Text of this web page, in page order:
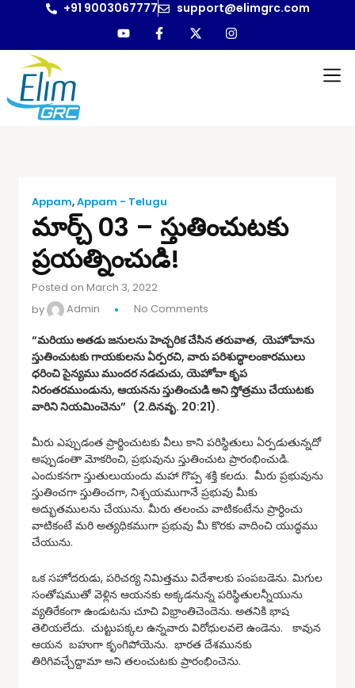
+91 9003067777 support@elimgrc.com
Appam,Appam - Telugu
మార్చ్ 03 – స్తుతించుటకు
ప్రయత్నించుడి!
Posted on March 3, 2022
by
Admin No Comments
“మరియు అతడు జనులను హెచ్చరిక చేసిన తరువాత, యెహోవాను
స్తుతించుటకు గాయకులను ఏర్పరచి, వారు పరిశుద్ధాలంకారములు
ధరించి సైన్యము ముందర నడచుచు, యెహోవా కృప
నిరంతరముండును, ఆయనను స్తుతించుడి అని స్తోత్రము చేయుటకు
వారిని నియమించెను” (2.దినవృ. 20:21).
మీరు ఎప్పుడంత ప్రార్థించుటకు వీలు కాని పరిస్థితులు ఏర్పడుతున్నదో
అప్పుడంతా మోకరించి, ప్రభువును స్తుతించుట ప్రారంభించుడి.
ఎందుకనగా స్తుతులుయందు మహా గొప్ప శక్తి కలదు. మీరు ప్రభువును
స్తుతించగా స్తుతించగా, నిశ్చయముగానే ప్రభువు మీకు
అద్భుతములను చేయును. మీరు తలంచు వాటికంటేను ప్రార్ధించు
వాటికంటే మరి అత్యధికముగా ప్రభువు మీ కొరకు వాదించి యుద్ధము
చేయును.
ఒక సహోదరుడు, పరిచర్య నిమిత్తము విదేశాలకు పంపబడెను. మిగుల
సంతోషముతో వెళ్లిన ఆయనకు అక్కడనున్న పరిస్థితులన్నీయును
వ్యతిరేకంగా ఉండుటను చూచి విభ్రాంతిచెందెను. అతనికి భాష
తెలియలేదు. చుట్టుపక్కల ఉన్నవారు విరోధులవలె ఉండెను. కావున
ఆయన బహుగా కృంగిపోయెను. భారత దేశమునకు
తిరిగివచ్చేద్దామా అని తలంచుటకు ప్రారంభించెను.